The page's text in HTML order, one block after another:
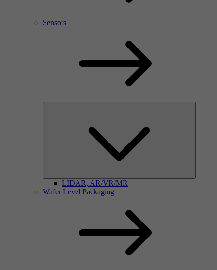
Sensors
LIDAR, AR/VR/MR
Wafer Level Packaging